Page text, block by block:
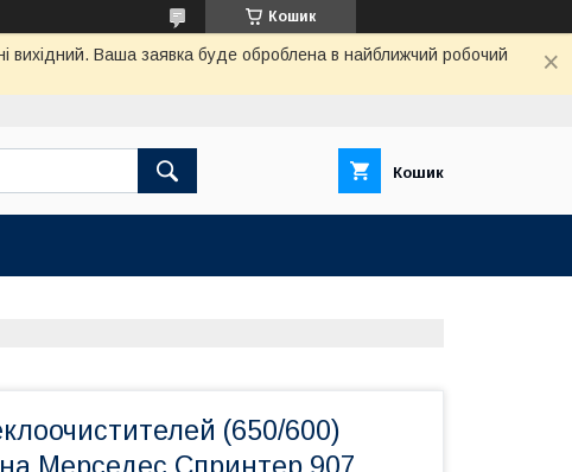
Кошик
вихідний. Ваша заявка буде оброблена в найближчий робочий
Кошик
(650/600)